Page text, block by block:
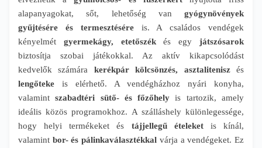
alapanyagokat, sőt, lehetőség van gyógynövények
gyűjtésére és termesztéséreis. A családos vendégek
kényelmét gyermekágy, etetőszékés egy játszósarok
biztosítja szobai játékokkal. Az aktív kikapcsolódást
kedvelők számára kerékpár kölcsönzés, asztaliteniszés
lengőteke is elérhető. A vendégházhoz nyári konyha,
valamint szabadtéri sütő- és főzőhely is tartozik, amely
ideális közös programokhoz. A szálláshely különlegessége,
hogy helyi termékeket és tájjellegű ételeketis kínál,
valamint bor- és pálinkaválasztékkal várja a vendégeket. Ez